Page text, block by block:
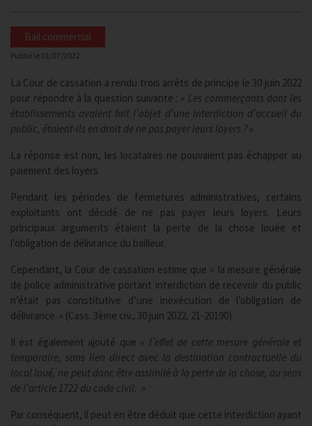
Bail commercial
Publié le 01/07/2022
La Cour de cassation a rendu trois arrêts de principe le 30 juin 2022
pour répondre à la question suivante : « Les commerçants dont les
établissements avaient fait l’objet d’une interdiction d’accueil du
public, étaient-ils en droit de ne pas payer leurs loyers ? »
La réponse est non, les locataires ne pouvaient pas échapper au
paiement des loyers.
Pendant les périodes de fermetures administratives, certains
exploitants ont décidé de ne pas payer leurs loyers. Leurs
principaux arguments étaient la perte de la chose louée et
l’obligation de délivrance du bailleur.
Cependant, la Cour de cassation estime que « la mesure générale
de police administrative portant interdiction de recevoir du public
n’était pas constitutive d’une inexécution de l’obligation de
délivrance. » (Cass. 3ème civ., 30 juin 2022, 21-20190)
Il est également ajouté que « l’effet de cette mesure générale et
temporaire, sans lien direct avec la destination contractuelle du
local loué, ne peut donc être assimilé à la perte de la chose, au sens
de l’article 1722 du code civil. »
Par conséquent, il peut en être déduit que cette interdiction ayant